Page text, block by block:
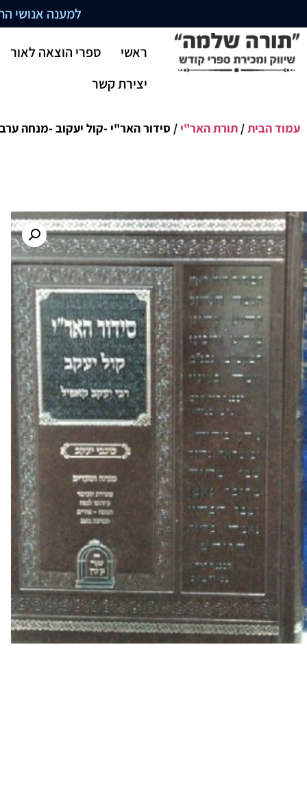
למענה אנושי התקשרו
ראשי
ספרי הוצאה לאור
יצירת קשר
עמוד הבית/ תורת האר"י / סידור האר"י -קול יעקוב -מנחה